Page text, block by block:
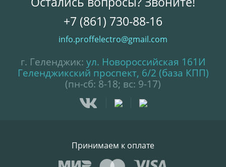
+7 (861) 730-88-16
info.proffelectro@gmail.com
г. Геленджик: ул. Новороссийская 161И
Геленджикский проспект, 6/2 (база КПП)
(пн-сб: 8-18; вс: 9-17)
Принимаем к оплате